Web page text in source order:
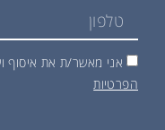
אני מאשר/ת את איסוף
הפרטיות